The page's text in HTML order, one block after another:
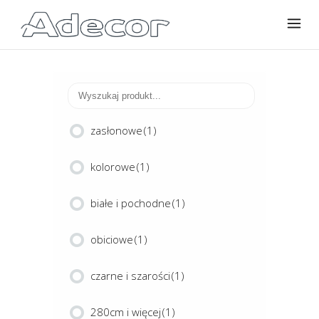
zasłonowe(1)
kolorowe(1)
białe i pochodne(1)
obiciowe(1)
czarne i szarości(1)
280cm i więcej(1)